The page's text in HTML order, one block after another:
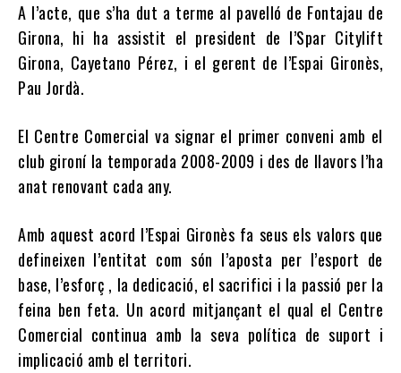
A l’acte, que s’ha dut a terme al pavelló de Fontajau de
Girona, hi ha assistit el president de l’Spar Citylift
Girona, Cayetano Pérez, i el gerent de l’Espai Gironès,
Pau Jordà.
El Centre Comercial va signar el primer conveni amb el
club gironí la temporada 2008-2009 i des de llavors l’ha
anat renovant cada any.
Amb aquest acord l’Espai Gironès fa seus els valors que
defineixen l’entitat com són l’aposta per l’esport de
base, l’esforç , la dedicació, el sacrifici i la passió per la
feina ben feta. Un acord mitjançant el qual el Centre
Comercial continua amb la seva política de suport i
implicació amb el territori.